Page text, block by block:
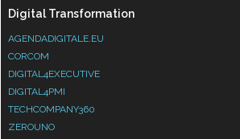
Digital Transformation
AGENDADIGITALE.EU
CORCOM
DIGITAL4EXECUTIVE
DIGITAL4PMI
TECHCOMPANY360
ZEROUNO